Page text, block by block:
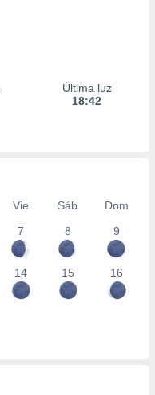
Última luz
18:42
Vie Sáb
Dom
7
8 9
14 15 16